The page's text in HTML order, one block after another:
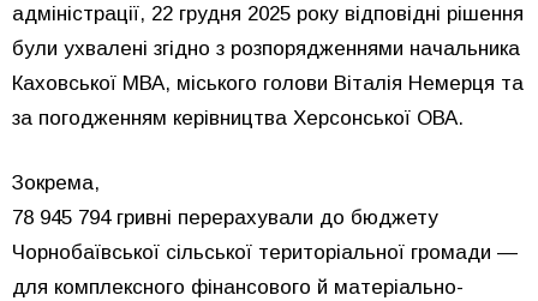
адміністрації, 22 грудня 2025 року відповідні рішення
були ухвалені згідно з розпорядженнями начальника
Каховської МВА, міського голови Віталія Немерця та
за погодженням керівництва Херсонської ОВА.
Зокрема,
78 945 794 гривні перерахували до бюджету
Чорнобаївської сільської територіальної громади —
для комплексного фінансового й матеріально-